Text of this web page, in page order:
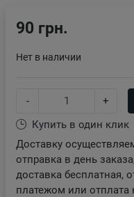
90 грн.
Нет в наличии
- +
Купить в один клик
Доставку
отправка в день
доставка бесплатная,
платежом или отплата